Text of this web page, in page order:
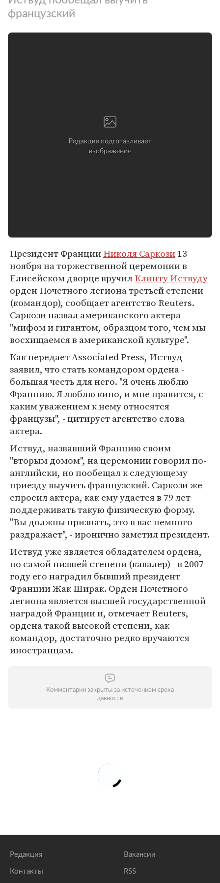
французский
Президент ФранцииНиколя Саркози13
ноября на торжественной церемонии в
Елисейском дворце вручилКлинту Иствуду
орден Почетного легиона третьей степени
(командор), сообщает агентство Reuters.
Саркози назвал американского актера
"мифом и гигантом, образцом того, чем мы
восхищаемся в американской культуре".
Как передает Associated Press, Иствуд
заявил, что стать командором ордена -
большая честь для него. "Я очень люблю
Францию. Я люблю кино, и мне нравится, с
каким уважением к нему относятся
французы", - цитирует агентство слова
актера.
Иствуд, назвавший Францию своим
"вторым домом", на церемонии говорил по-
английски, но пообещал к следующему
приезду выучить французский. Саркози же
спросил актера, как ему удается в 79 лет
поддерживать такую физическую форму.
"Вы должны признать, это в вас немного
раздражает", - иронично заметил президент.
Иствуд уже является обладателем ордена,
но самой низшей степени (кавалер) - в 2007
году его наградил бывший президент
Франции Жак Ширак. Орден Почетного
легиона является высшей государственной
наградой Франции и, отмечает Reuters,
ордена такой высокой степени, как
командор, достаточно редко вручаются
иностранцам.
Комментарии закрыты за истечением срока
давности
Редакция
Контакты
Вакансии
RSS